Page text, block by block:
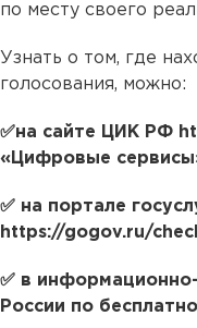
по месту своего
Узнать о том, где
голосования, можно:
✅на сайте ЦИК РФ
«Цифровые
✅ на портале
https://gogov.ru/
✅ в
России по